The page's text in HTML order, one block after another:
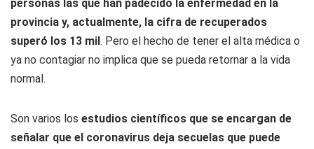
personas las que han padecido la enfermedad en la
provincia y, actualmente, la cifra de recuperados
superó los 13 mil. Pero el hecho de tener el alta médica o
ya no contagiar no implica que se pueda retornar a la vida
normal.
Son varios los estudios científicos que se encargan de
señalar que el coronavirus deja secuelas que puede